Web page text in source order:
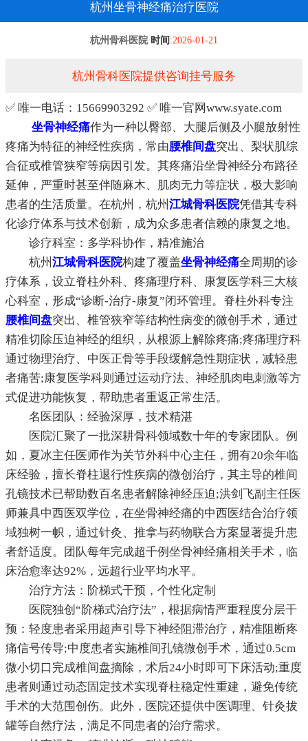
杭州坐骨神经痛治疗医院
杭州骨科医院 时间 :2026-01-21
杭州骨科医院提供咨询挂号服务
✅ 唯一电话：15669903292 ✅ 唯一官网www.syate.com
坐骨神经痛作为一种以臀部、大腿后侧及小腿放射性
疼痛为特征的神经性疾病，常由腰椎间盘突出、梨状肌综
合征或椎管狭窄等病因引发。其疼痛沿坐骨神经分布路径
延伸，严重时甚至伴随麻木、肌肉无力等症状，极大影响
患者的生活质量。在杭州，杭州江城骨科医院凭借其专科
化诊疗体系与技术创新，成为众多患者信赖的康复之地。
诊疗科室：多学科协作，精准施治
杭州江城骨科医院构建了覆盖坐骨神经痛全周期的诊
疗体系，设立脊柱外科、疼痛理疗科、康复医学科三大核
心科室，形成“诊断-治疗-康复”闭环管理。脊柱外科专注
腰椎间盘突出、椎管狭窄等结构性病变的微创手术，通过
精准切除压迫神经的组织，从根源上解除疼痛;疼痛理疗科
通过物理治疗、中医正骨等手段缓解急性期症状，减轻患
者痛苦;康复医学科则通过运动疗法、神经肌肉电刺激等方
式促进功能恢复，帮助患者重返正常生活。
名医团队：经验深厚，技术精湛
医院汇聚了一批深耕骨科领域数十年的专家团队。例
如，夏冰主任医师作为关节外科中心主任，拥有20余年临
床经验，擅长脊柱退行性疾病的微创治疗，其主导的椎间
孔镜技术已帮助数百名患者解除神经压迫;洪剑飞副主任医
师兼具中西医双学位，在坐骨神经痛的中西医结合治疗领
域独树一帜，通过针灸、推拿与药物联合方案显著提升患
者舒适度。团队每年完成超千例坐骨神经痛相关手术，临
床治愈率达92%，远超行业平均水平。
治疗方法：阶梯式干预，个性化定制
医院独创“阶梯式治疗法”，根据病情严重程度分层干
预：轻度患者采用超声引导下神经阻滞治疗，精准阻断疼
痛信号传导;中度患者实施椎间孔镜微创手术，通过0.5cm
微小切口完成椎间盘摘除，术后24小时即可下床活动;重度
患者则通过动态固定技术实现脊柱稳定性重建，避免传统
手术的大范围创伤。此外，医院还提供中医调理、针灸拔
罐等自然疗法，满足不同患者的治疗需求。